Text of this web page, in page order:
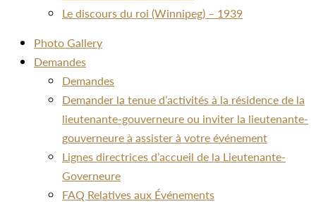
Le discours du roi (Winnipeg) – 1939
Photo Gallery
Demandes
Demandes
Demander la tenue d’activités à la résidence de la
lieutenante-gouverneure ou inviter la lieutenante-
gouverneure à assister à votre événement
Lignes directrices d’accueil de la Lieutenante-
Governeure
FAQ Relatives aux Événements